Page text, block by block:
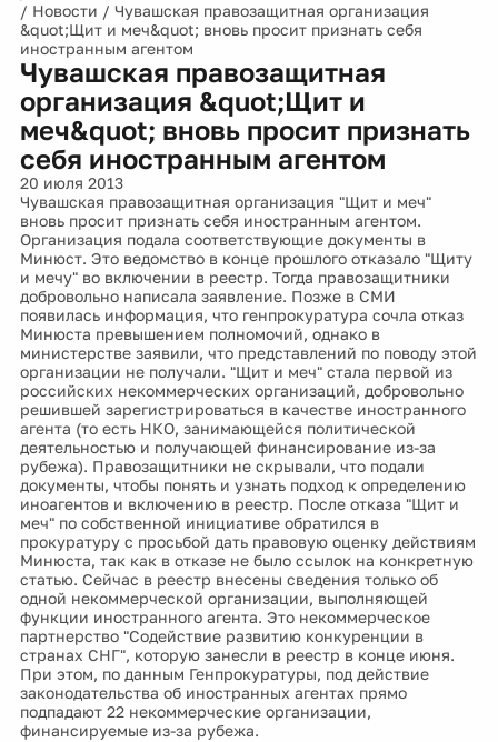
/ Новости / Чувашская правозащитная организация
&quot;Щит и меч&quot; вновь просит признать себя
иностранным агентом
Чувашская правозащитная
организация &quot;Щит и
меч&quot; вновь просит признать
себя иностранным агентом
20 июля 2013
Чувашская правозащитная организация "Щит и меч"
вновь просит признать себя иностранным агентом.
Организация подала соответствующие документы в
Минюст. Это ведомство в конце прошлого отказало "Щиту
и мечу" во включении в реестр. Тогда правозащитники
добровольно написала заявление. Позже в СМИ
появилась информация, что генпрокуратура сочла отказ
Минюста превышением полномочий, однако в
министерстве заявили, что представлений по поводу этой
организации не получали. "Щит и меч" стала первой из
российских некоммерческих организаций, добровольно
решившей зарегистрироваться в качестве иностранного
агента (то есть НКО, занимающейся политической
деятельностью и получающей финансирование из-за
рубежа). Правозащитники не скрывали, что подали
документы, чтобы понять и узнать подход к определению
иноагентов и включению в реестр. После отказа "Щит и
меч" по собственной инициативе обратился в
прокуратуру с просьбой дать правовую оценку действиям
Минюста, так как в отказе не было ссылок на конкретную
статью. Сейчас в реестр внесены сведения только об
одной некоммерческой организации, выполняющей
функции иностранного агента. Это некоммерческое
партнерство "Содействие развитию конкуренции в
странах СНГ", которую занесли в реестр в конце июня.
При этом, по данным Генпрокуратуры, под действие
законодательства об иностранных агентах прямо
подпадают 22 некоммерческие организации,
финансируемые из-за рубежа.